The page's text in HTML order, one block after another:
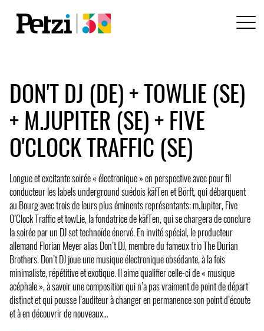
DON'T DJ (DE) + TOWLIE (SE)
+ M.JUPITER (SE) + FIVE
O'CLOCK TRAFFIC (SE)
Longue et excitante soirée « électronique » en perspective avec pour fil
conducteur les labels underground suédois käfTen et Börft, qui débarquent
au Bourg avec trois de leurs plus éminents représentants: m.Jupiter, Five
O’Clock Traffic et towLie, la fondatrice de käfTen, qui se chargera de conclure
la soirée par un DJ set technoïde énervé. En invité spécial, le producteur
allemand Florian Meyer alias Don’t DJ, membre du fameux trio The Durian
Brothers. Don’t DJ joue une musique électronique obsédante, à la fois
minimaliste, répétitive et exotique. Il aime qualifier celle-ci de « musique
acéphale », à savoir une composition qui n’a pas vraiment de point de départ
distinct et qui pousse l’auditeur à changer en permanence son point d’écoute
et à en découvrir de nouveaux…